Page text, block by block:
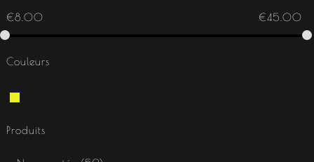
€8.00 €45.00
Couleurs
Produits